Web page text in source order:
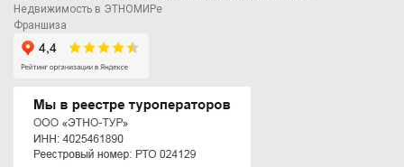
Недвижимость в ЭТНОМИРе
Франшиза